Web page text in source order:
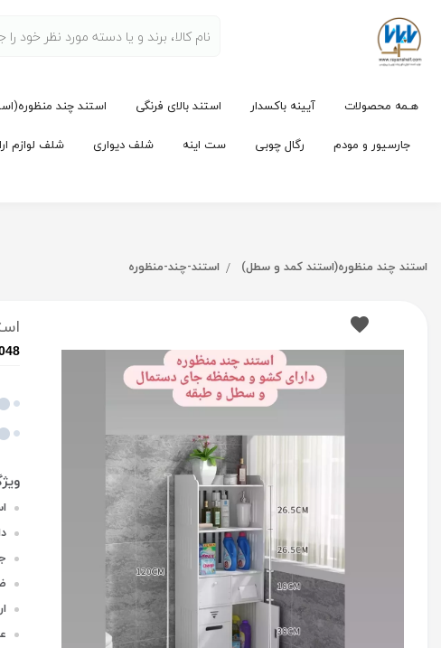
هـمه محصولات آیینه باکسدار استند بالای فرنگی استند چند
جارسیور و مودم
رگال چوبی ست اینه شلف دیواری شلف لوازم
استند چند منظوره(استند کمد و سطل) استند-چند-منظوره